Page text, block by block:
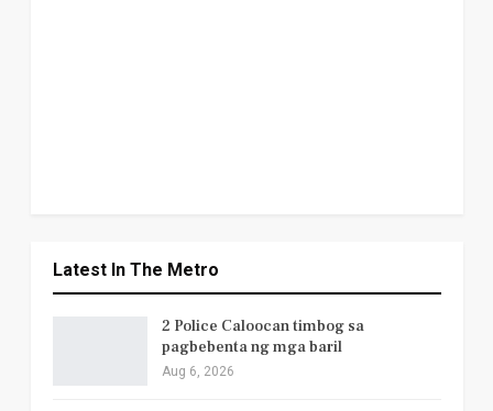
Latest In The Metro
2 Police Caloocan timbog sa
pagbebenta ng mga baril
Aug 6, 2026